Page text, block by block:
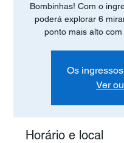
Bombinhas! Com o
poderá explorar 6
ponto mais alto
Os
Ver
Horário e local